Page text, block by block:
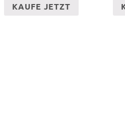
KAUFE JETZT